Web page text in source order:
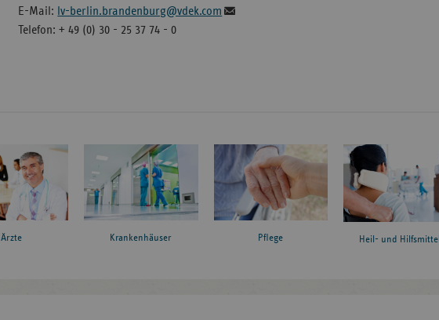
E-Mail: lv-berlin.brandenburg@vdek.com
Telefon: + 49 (0) 30 - 25 37 74 - 0
Ärzte Krankenhäuser Pflege Heil- und Hilfsmittel